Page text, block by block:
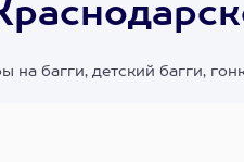
на багги, детский багги,